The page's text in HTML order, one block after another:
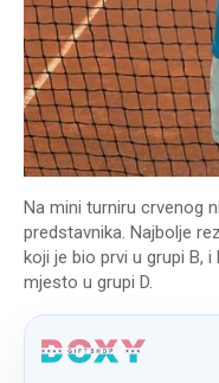
Na mini turniru crvenog
predstavnika. Najbolje
koji je bio prvi u grupi B,
mjesto u grupi D.